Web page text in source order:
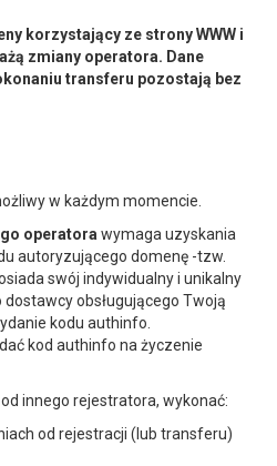
korzystający ze strony WWW i
zmiany operatora. Dane
transferu pozostają bez
w każdym momencie.
operatora wymaga uzyskania
autoryzującego domenę -tzw.
swój indywidualny i unikalny
dostawcy obsługującego Twoją
kodu authinfo.
kod authinfo na życzenie
innego rejestratora, wykonać:
od rejestracji (lub transferu)